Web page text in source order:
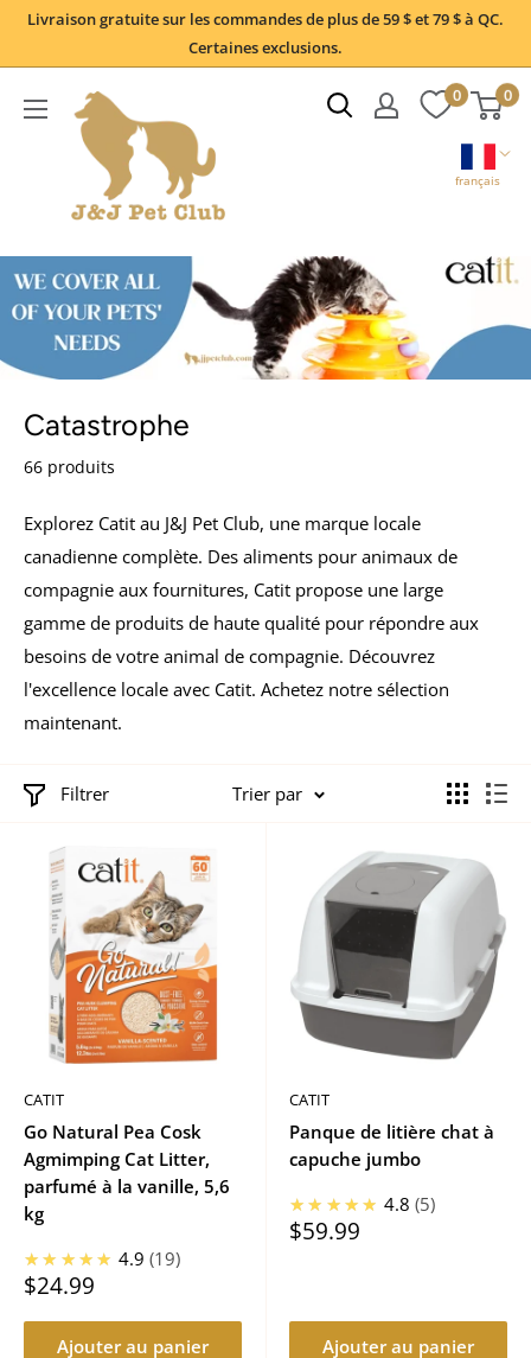
PasserLivraison gratuite sur les commandes de plus de 59 $ et 79 $ à QC.
Certaines exclusions.
0 0
français
Catastrophe
66 produits
Explorez Catit au J&J Pet Club, une marque locale
canadienne complète. Des aliments pour animaux de
compagnie aux fournitures, Catit propose une large
gamme de produits de haute qualité pour répondre aux
besoins de votre animal de compagnie. Découvrez
l'excellence locale avec Catit. Achetez notre sélection
maintenant.
Filtrer Trier par
CATIT
Go Natural Pea Cosk
Agmimping Cat Litter,
parfumé à la vanille, 5,6
kg
★★★★★ 4.9 19
Prix
$24.99
Ajouter au panier
CATIT
Panque de litière chat à
capuche jumbo
★★★★★ 4.8 5
Prix
$59.99
Ajouter au panier